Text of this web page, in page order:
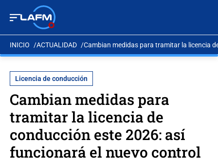
INICIO ACTUALIDAD Cambian medidas para tramitar la licencia
Licencia de conducción
Cambian medidas para
tramitar la licencia de
conducción este 2026: así
funcionará el nuevo control